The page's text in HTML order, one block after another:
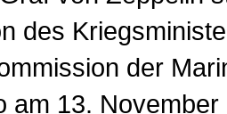
des
der
am 13.